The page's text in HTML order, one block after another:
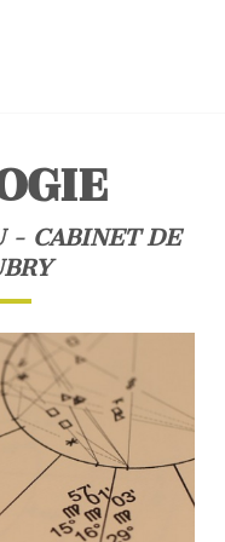
- CABINET DE